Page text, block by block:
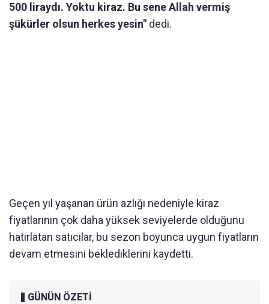
500 liraydı. Yoktu kiraz. Bu sene Allah vermiş
şükürler olsun herkes yesin" dedi.
Geçen yıl yaşanan ürün azlığı nedeniyle kiraz
fiyatlarının çok daha yüksek seviyelerde olduğunu
hatırlatan satıcılar, bu sezon boyunca uygun fiyatların
devam etmesini beklediklerini kaydetti.
GÜNÜN ÖZETİ